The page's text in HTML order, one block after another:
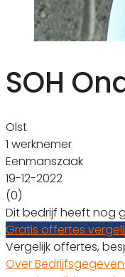
SOH
Olst
1 werknemer
Eenmanszaak
19-12-2022
(0)
Dit bedrijf heeft nog
Gratis offertes
Vergelijk offertes,
Over